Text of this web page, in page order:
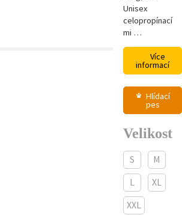
Unisex
celopropínací
mi …
Více
informací
Hlídací
pes
Velikost
S
M
L
XL
XXL